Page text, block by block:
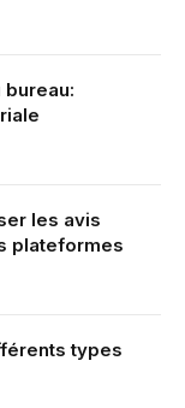
bureau:
les avis
plateformes
types